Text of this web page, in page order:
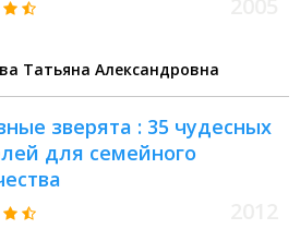
Татьяна Александровна
зверята : 35 чудесных
для семейного